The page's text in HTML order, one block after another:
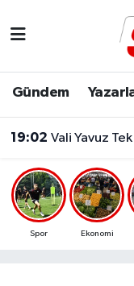
Gündem
19:02 Vali Yavuz Tek
Spor Ekonomi
Dünya
Eğitim
Ekonomi
Malatya
Malatya
Malatya
Süper Lig